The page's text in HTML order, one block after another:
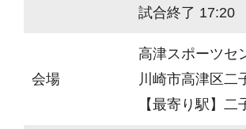
試合終了 17:20
会場
高津スポーツセ
川崎市高津区二
【最寄り駅】二